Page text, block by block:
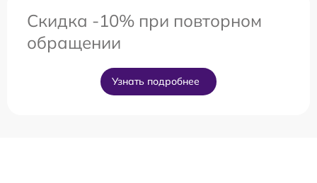
Скидка -10% при повторном
обращении
Узнать подробнее